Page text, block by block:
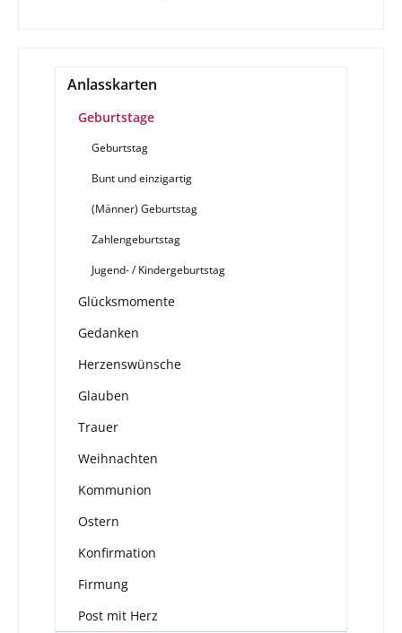
Anlasskarten
Geburtstage
Geburtstag
Bunt und einzigartig
(Männer) Geburtstag
Zahlengeburtstag
Jugend- / Kindergeburtstag
Glücksmomente
Gedanken
Herzenswünsche
Glauben
Trauer
Weihnachten
Kommunion
Ostern
Konfirmation
Firmung
Post mit Herz